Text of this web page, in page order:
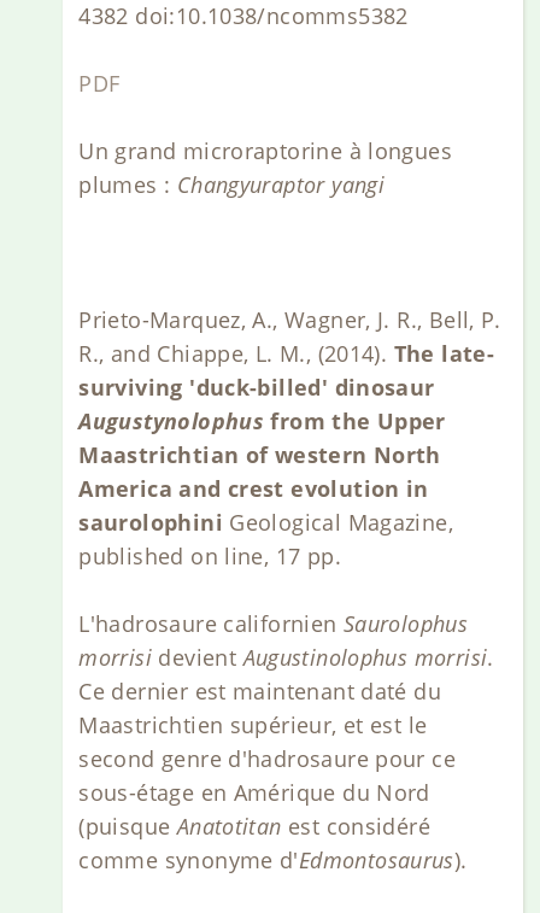
4382 doi:10.1038/ncomms5382
PDF
Un grand microraptorine à longues
plumes : Changyuraptor yangi
Prieto-Marquez, A., Wagner, J. R., Bell, P.
R., and Chiappe, L. M., (2014). The late-
surviving 'duck-billed' dinosaur
Augustynolophus from the Upper
Maastrichtian of western North
America and crest evolution in
saurolophini Geological Magazine,
published on line, 17 pp.
L'hadrosaure californien Saurolophus
morrisi devientAugustinolophus morrisi.
Ce dernier est maintenant daté du
Maastrichtien supérieur, et est le
second genre d'hadrosaure pour ce
sous-étage en Amérique du Nord
(puisqueAnatotitan est considéré
comme synonyme d'Edmontosaurus).